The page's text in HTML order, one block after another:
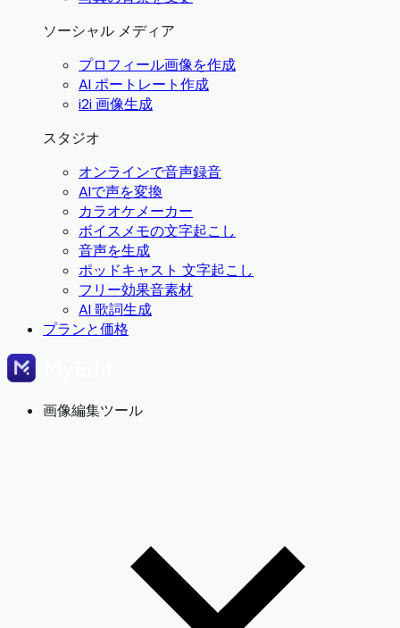
ソーシャル メディア
プロフィール画像を作成
AI ポートレート作成
i2i 画像生成
スタジオ
オンラインで音声録音
AIで声を変換
カラオケメーカー
ボイスメモの文字起こし
音声を生成
ポッドキャスト 文字起こし
フリー効果音素材
AI 歌詞生成
プランと価格
画像編集ツール